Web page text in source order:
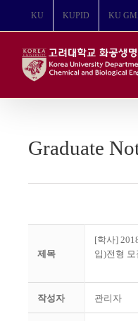
뛰
KU KUPID KU
Graduate
제목
[학사]
입)전형 모
작성자 관리자